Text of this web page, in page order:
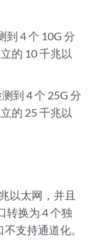
到 4 个 10G 分
的 10 千兆以
到 4 个 25G 分
的 25 千兆以
以太网，并且
转换为 4 个独
支持通道化。